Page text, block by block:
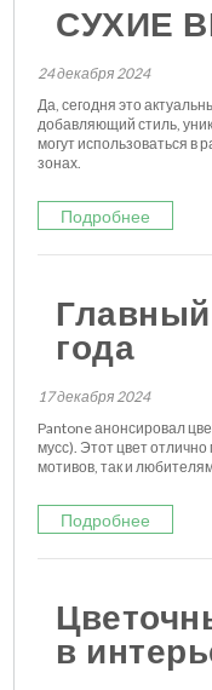
СУХИЕ
24 декабря 2024
Да, сегодня это
добавляющий стиль,
могут использоваться в
зонах.
Подробнее
года
17 декабря 2024
Pantone анонсировал
мусс). Этот цвет
мотивов, так и
Подробнее
в